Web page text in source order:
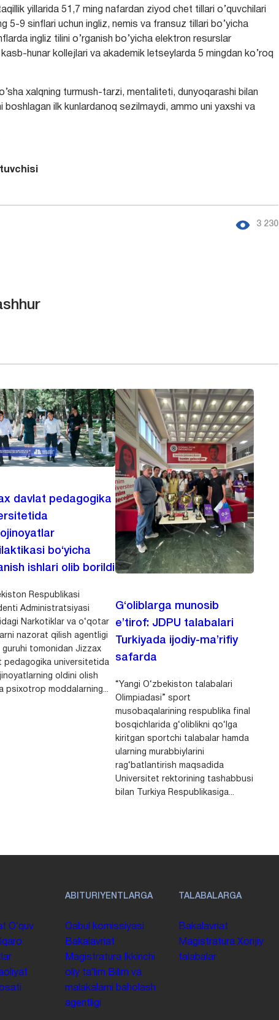
yillarida 51,7 ming nafardan ziyod chet tillari o’quvchilari
5-9 sinflari uchun ingliz, nemis va fransuz tillari bo’yicha
ingliz tilini o’rganish bo’yicha elektron resurslar
hunar kollejlari va akademik letseylarda 5 mingdan ko’roq
xalqning turmush-tarzi, mentaliteti, dunyoqarashi bilan
boshlagan ilk kunlardanoq sezilmaydi, ammo uni yaxshi va
3 230
davlat pedagogika
bo‘yicha
ishlari olib borildi
Respublikasi
Administratsiyasi
Narkotiklar va o‘qotar
nazorat qilish agentligi
guruhi tomonidan Jizzax
pedagogika universitetida
oldini olish
psixotrop moddalarning...
G‘oliblarga munosib
e’tirof: JDPU talabalari
Turkiyada ijodiy-ma’rifiy
safarda
“Yangi O‘zbekiston talabalari
Olimpiadasi” sport
musobaqalarining respublika final
bosqichlarida g‘oliblikni qo‘lga
kiritgan sportchi talabalar hamda
ularning murabbiylarini
rag‘batlantirish maqsadida
Universitet rektorining tashabbusi
bilan Turkiya Respublikasiga...
Oʻquv
ABITURIYENTLARGA
Qabul komissiyasi
Bakalavriat
Magistratura
Ikkinchi
oliy taʼlim Bilim va
malakalarni baholash
agentligi
TALABALARGA
Bakalavriat
Magistratura Xorijiy
talabalar